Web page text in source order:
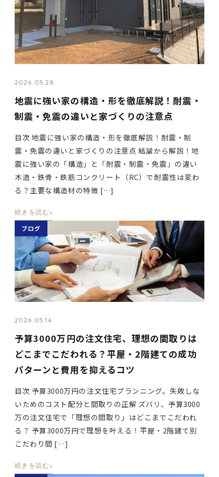
2026.05.28
地震に強い家の構造・形を徹底解説！耐震・
制震・免震の違いと家づくりの注意点
目次 地震に強い家の構造・形を徹底解説！耐震・制
震・免震の違いと家づくりの注意点 結論から解説！地
震に強い家の「構造」と「耐震・制震・免震」の違い
木造・鉄骨・鉄筋コンクリート（RC）で耐震性は変わ
る？主要な構造材の特徴 […]
続きを読む ›
ブログ
2026.05.14
予算3000万円の注文住宅、理想の間取りは
どこまでこだわれる？平屋・2階建ての成功
パターンと費用を抑えるコツ
目次 予算3000万円の注文住宅プランニング。失敗しな
いためのコスト配分と間取りの正解 ズバリ、予算3000
万の注文住宅で「理想の間取り」はどこまでこだわれ
る？ 予算3000万円で理想を叶える！平屋・2階建て別
こだわり間 […]
続きを読む ›